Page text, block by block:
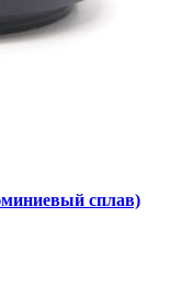
сплав)